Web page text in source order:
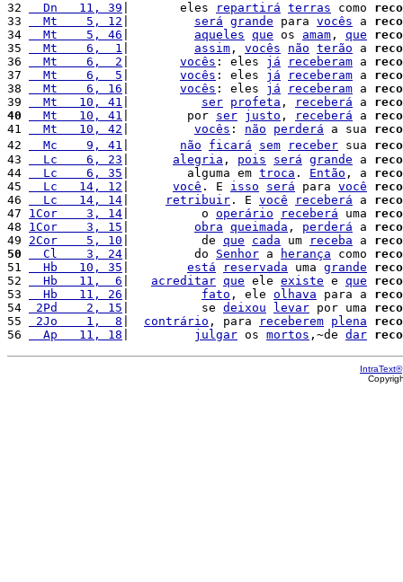
32
  Dn   11, 39
|       eles repartirá terras como
33
  Mt    5, 12
será grande para vocês a
34
  Mt    5, 46
aqueles que os amam , que
35
  Mt    6,  1
assim , vocês não terão a
36
  Mt    6,  2
vocês : eles já receberam a
37
  Mt    6,  5
vocês : eles já receberam a
38
  Mt    6, 16
vocês : eles já receberam a
39
  Mt   10, 41
ser profeta , receberá a
40
  Mt   10, 41
|        por ser justo , receberá a
41
  Mt   10, 42
vocês : não perderá a sua
42
  Mc    9, 41
não ficará sem receber sua
43
  Lc    6, 23
alegria , pois será grande a
44
  Lc    6, 35
|        alguma em troca . Então , a
45
  Lc   14, 12
você . E isso será para você
46
  Lc   14, 14
retribuir . E você receberá a
47 1Cor    3, 14 |          o operário receberá uma
48 1Cor    3, 15 obra queimada , perderá a
49 2Cor    5, 10 |          de que cada um receba a
50
  Cl    3, 24
|         do Senhor a herança como
51
  Hb   10, 35
está reservada uma grande
52
  Hb   11,  6
acreditar que ele existe e que
53
  Hb   11, 26
fato , ele olhava para a
54
2Pd    2, 15 |          se deixou levar por uma
55
2Jo    1,  8 contrário , para receberem plena
56
  Ap   11, 18
julgar os mortos ,~de dar
IntraText®